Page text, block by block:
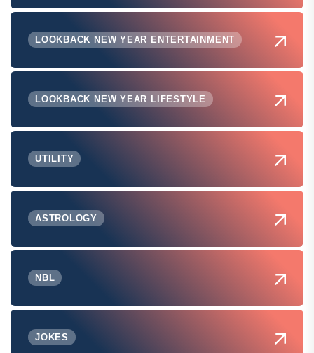
LOOKBACK NEW YEAR ENTERTAINMENT
LOOKBACK NEW YEAR LIFESTYLE
UTILITY
ASTROLOGY
NBL
JOKES